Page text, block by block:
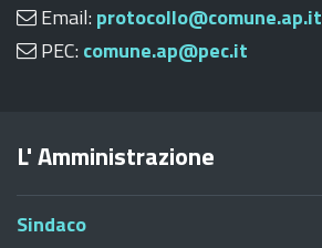
Email: protocollo@comune.ap.it
PEC: comune.ap@pec.it
L' Amministrazione
Sindaco